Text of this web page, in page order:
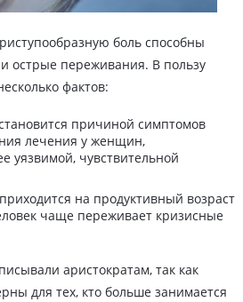
боль способны
острые переживания. В пользу
фактов:
причиной симптомов
лечения у женщин,
уязвимой, чувствительной
на продуктивный возраст
чаще переживает кризисные
аристократам, так как
для тех, кто больше занимается